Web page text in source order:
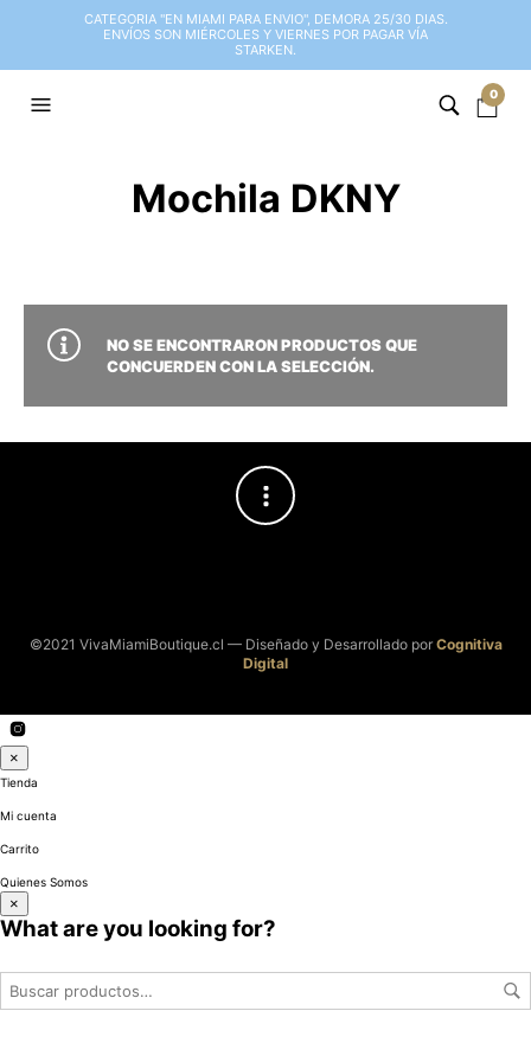
CATEGORIA "EN MIAMI PARA ENVIO", DEMORA 25/30 DIAS.
ENVÍOS SON MIÉRCOLES Y VIERNES POR PAGAR VÍA
STARKEN.
0
Mochila DKNY
NO SE ENCONTRARON PRODUCTOS QUE
CONCUERDEN CON LA SELECCIÓN.
©2021 VivaMiamiBoutique.cl — Diseñado y Desarrollado por Cognitiva
Digital
×
Tienda
Mi cuenta
Carrito
Quienes Somos
×
What are you looking for?